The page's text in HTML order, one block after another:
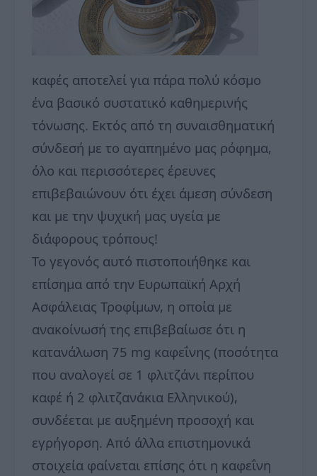
καφές αποτελεί για πάρα πολύ κόσμο
ένα βασικό συστατικό καθημερινής
τόνωσης. Εκτός από τη συναισθηματική
σύνδεσή με το αγαπημένο μας ρόφημα,
όλο και περισσότερες έρευνες
επιβεβαιώνουν ότι έχει άμεση σύνδεση
και με την ψυχική μας υγεία με
διάφορους τρόπους!
Το γεγονός αυτό πιστοποιήθηκε και
επίσημα από την Ευρωπαϊκή Αρχή
Ασφάλειας Τροφίμων, η οποία με
ανακοίνωσή της επιβεβαίωσε ότι η
κατανάλωση 75 mg καφεΐνης (ποσότητα
που αναλογεί σε 1 φλιτζάνι περίπου
καφέ ή 2 φλιτζανάκια Ελληνικού),
συνδέεται με αυξημένη προσοχή και
εγρήγορση. Από άλλα επιστημονικά
στοιχεία φαίνεται επίσης ότι η καφεΐνη